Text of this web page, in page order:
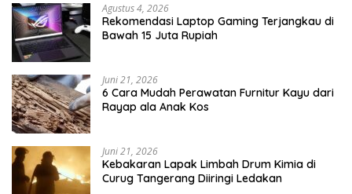
Agustus 4, 2026
Rekomendasi Laptop Gaming Terjangkau di
Bawah 15 Juta Rupiah
Juni 21, 2026
6 Cara Mudah Perawatan Furnitur Kayu dari
Rayap ala Anak Kos
Juni 21, 2026
Kebakaran Lapak Limbah Drum Kimia di
Curug Tangerang Diiringi Ledakan